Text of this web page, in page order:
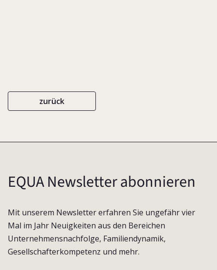
zurück
EQUA Newsletter abonnieren
Mit unserem Newsletter erfahren Sie ungefähr vier
Mal im Jahr Neuigkeiten aus den Bereichen
Unternehmensnachfolge, Familiendynamik,
Gesellschafterkompetenz und mehr.